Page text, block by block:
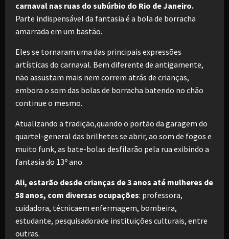
carnaval nas ruas do subúrbio do Rio de Janeiro.
Parte indispensável da fantasia é a bola de borracha
amarrada em um bastão.
Eles se tornaram uma das principais expressões
artísticas do carnaval. Bem diferente de antigamente,
não assustam mais nem correm atrás de crianças,
embora o som das bolas de borracha batendo no chão
continue o mesmo.
Atualizando a tradição,quando o portão da garagem do
quartel-general das brilhetes se abrir, ao som de fogos e
muito funk, as bate-bolas desfilarão pela rua exibindo a
fantasia do 13º ano.
Ali, estarão desde crianças de 3 anos até mulheres de
58 anos, com diversas ocupações: professora,
cuidadora, técnicaem enfermagem, bombeira,
estudante, pesquisadorade instituições culturais, entre
outras.